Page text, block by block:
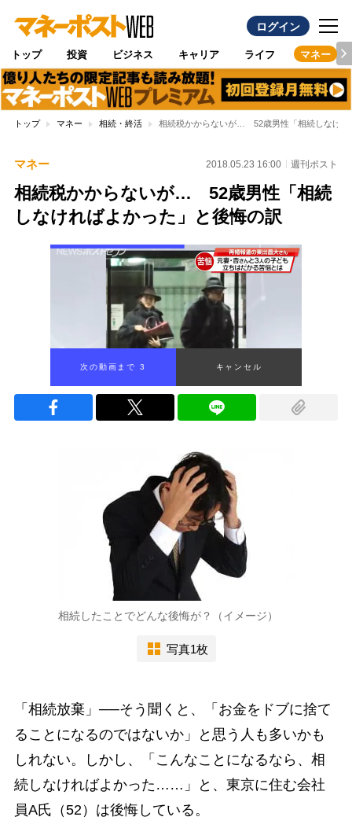
ログイン
トップ 投資 ビジネス キャリア ライフ マネー
トップ マネー 相続・終活 相続税かからないが… 52歳男性「相続しなけれ
マネー 2018.05.23 16:00 週刊ポスト
相続税かからないが… 52歳男性「相続
しなければよかった」と後悔の訳
次の動画まで 2 キャンセル
相続したことでどんな後悔が？（イメージ）
写真1枚
「相続放棄」──そう聞くと、「お金をドブに捨て
ることになるのではないか」と思う人も多いかも
しれない。しかし、「こんなことになるなら、相
続しなければよかった……」と、東京に住む会社
員A氏（52）は後悔している。